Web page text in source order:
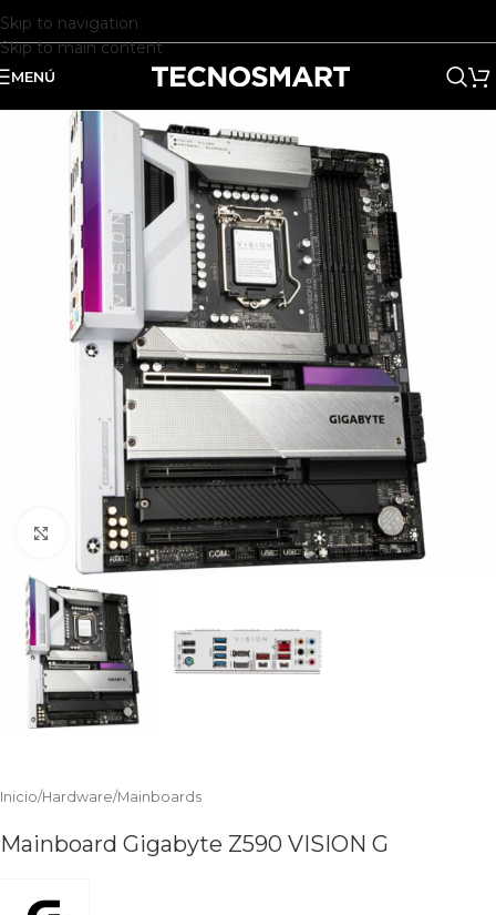
Skip to navigation
Skip to main content
MENÚ
Clic para ampliar
Inicio/Hardware/Mainboards
Mainboard Gigabyte Z590 VISION G